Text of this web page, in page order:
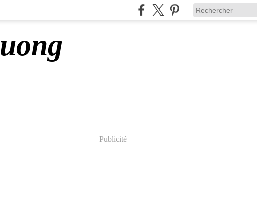
Publicité